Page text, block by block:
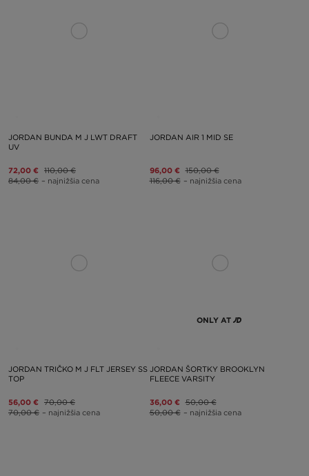
JORDAN BUNDA M J LWT DRAFT
UV
72,00 € 110,00 €
84,00 € – najnižšia cena
JORDAN AIR 1 MID SE
96,00 € 150,00 €
116,00 € – najnižšia cena
JORDAN TRIČKO M J FLT JERSEY SS
TOP
56,00 € 70,00 €
70,00 € – najnižšia cena
ONLY AT
JORDAN ŠORTKY BROOKLYN
FLEECE VARSITY
36,00 € 50,00 €
50,00 € – najnižšia cena